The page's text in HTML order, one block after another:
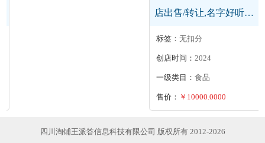
专营店出售/转让,天猫游
无扣分
创店时间：2026
一级类目：网游及QQ
￥100000.0000
四川淘铺王派答信息科技有限公司 版权所有 2012-2026